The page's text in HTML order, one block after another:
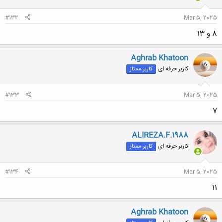
Mar 5, 2025
#132
8 و 13
Aghrab Khatoon
کاربر حرفه ای کاربر ممتاز
Mar 5, 2025
#133
7
ALIREZA.F.1988
کاربر حرفه ای کاربر ممتاز
Mar 5, 2025
#134
11
Aghrab Khatoon